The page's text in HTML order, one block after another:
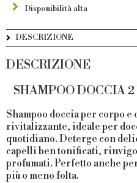
Disponibilità alta
DESCRIZIONE
DESCRIZIONE
SHAMPOO DOCCIA 2
Shampoo doccia per corpo
rivitalizzante, ideale per
quotidiano. Deterge con
capelli ben tonificati,
profumati. Perfetto anche
più o meno folta.